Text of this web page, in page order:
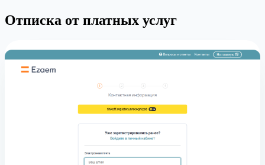
Отписка от платных услуг